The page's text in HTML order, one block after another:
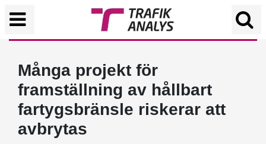
Många projekt för
framställning av hållbart
fartygsbränsle riskerar att
avbrytas